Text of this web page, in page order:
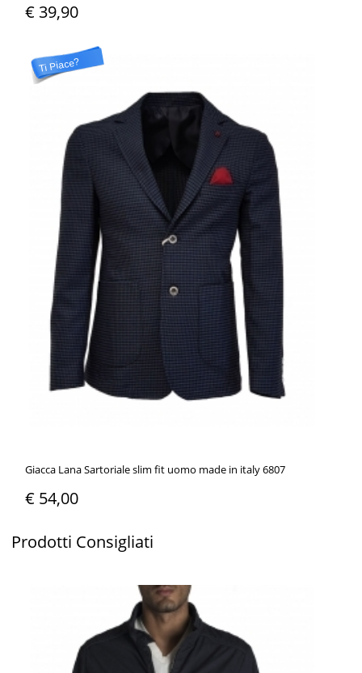
€ 39,90
Ti Piace?
Giacca Lana Sartoriale slim fit uomo made in italy 6807
€ 54,00
Prodotti Consigliati